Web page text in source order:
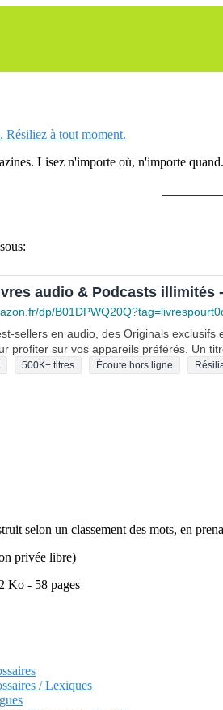
à tout moment.
Lisez n'importe où, n'importe
audio & Podcasts illimités
dp/
sellers en audio, des Originals
profiter sur vos appareils préférés. Un
500K+ titres Écoute hors ligne
selon un classement des mots, en
privée libre)
Ko - 58 pages
/ Lexiques